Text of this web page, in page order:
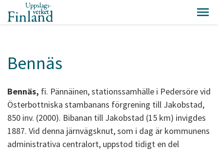
Bennäs
Bennäs, fi. Pännäinen, stationssamhälle i Pedersöre vid
Österbottniska stambanans förgrening till Jakobstad,
850 inv. (2000). Bibanan till Jakobstad (15 km) invigdes
1887. Vid denna järnvägsknut, som i dag är kommunens
administrativa centralort, uppstod tidigt en del